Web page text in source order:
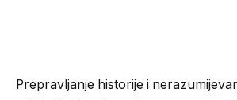
Prepravljanje historije i